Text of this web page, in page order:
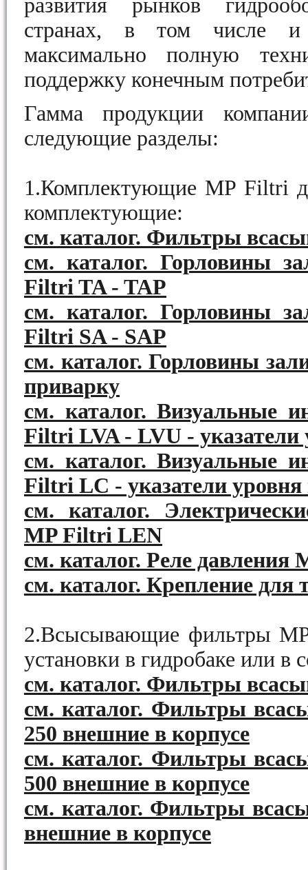
развития рынков
странах, в том числе и
максимально полную
поддержку конечным
Гамма продукции
следующие разделы:
1.Комплектующие MP Filtri
комплектующие:
см. каталог. Фильтры
см. каталог. Горловины
Filtri TA - TAP
см. каталог. Горловины
Filtri SA - SAP
см. каталог. Горловины
приварку
см. каталог. Визуальные
Filtri LVA - LVU - указатели
см. каталог. Визуальные
Filtri LC - указатели
см. каталог.
MP Filtri LEN
см. каталог. Реле
см. каталог. Крепление
2.Всысывающие фильтры
установки в гидробаке или в
см. каталог. Фильтры
см. каталог. Фильтры
250 внешние в корпусе
см. каталог. Фильтры
500 внешние в корпусе
см. каталог. Фильтры
внешние в корпусе